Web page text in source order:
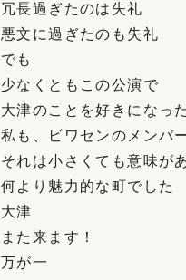
冗長過ぎたのは失礼
悪文に過ぎたのも失礼
でも
少なくともこの公演で
大津のことを好きになっ
私も、ビワセンのメンバ
それは小さくても意味が
何より魅力的な町でした
大津
また来ます！
万が一